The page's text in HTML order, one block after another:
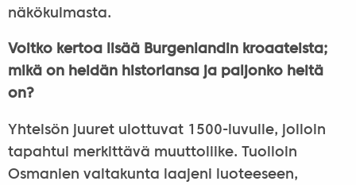
näkökulmasta.
Voitko kertoa lisää Burgenlandin kroaateista;
mikä on heidän historiansa ja paljonko heitä
on?
Yhteisön juuret ulottuvat 1500-luvulle, jolloin
tapahtui merkittävä muuttoliike. Tuolloin
Osmanien valtakunta laajeni luoteeseen,